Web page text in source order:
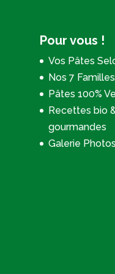
Pour vous !
Vos Pâtes
Nos 7
Pâtes 100%
Recettes bio
gourmandes
Galerie Photos